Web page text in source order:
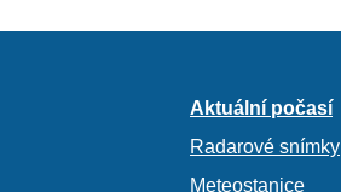
Aktuální počasí
Radarové snímky
Meteostanice